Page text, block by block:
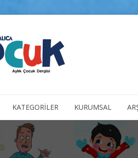
KATEGORİLER KURUMSAL